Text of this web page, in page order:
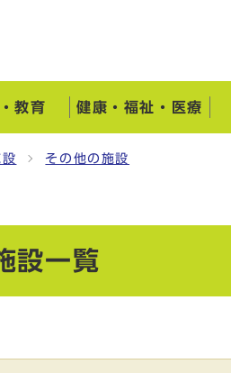
教育 健康・福祉・医療
その他の施設
設一覧